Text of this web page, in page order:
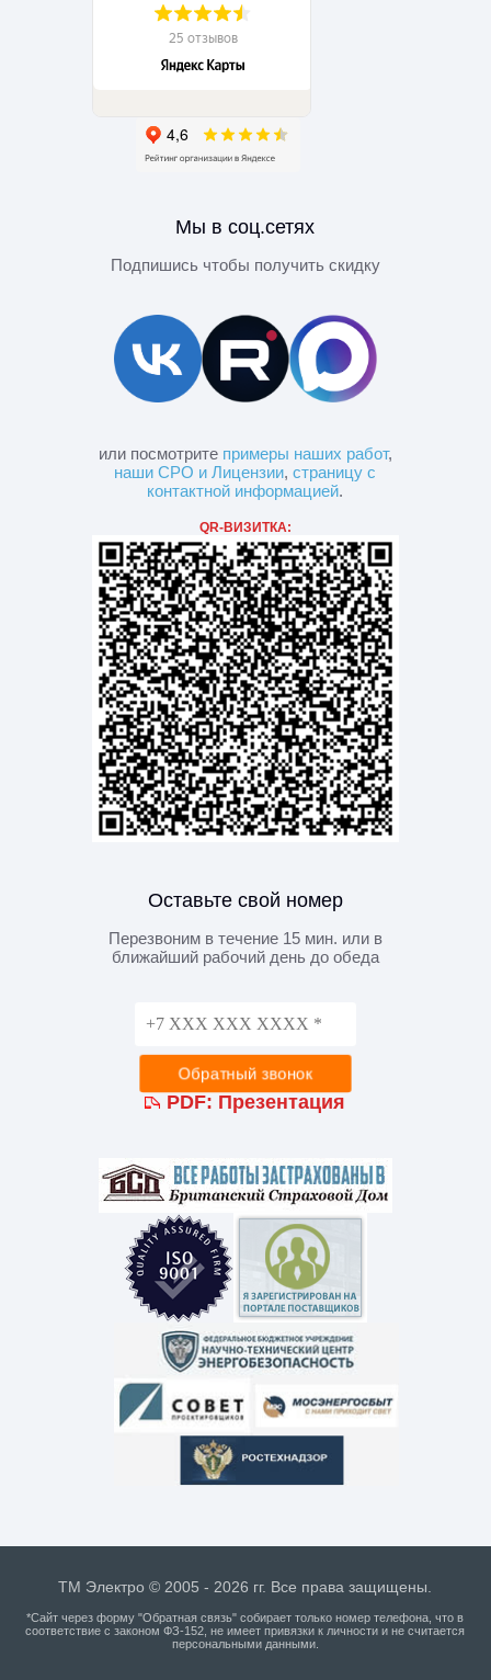
Мы в соц.сетях
Подпишись чтобы получить скидку
или посмотрите примеры наших работ,
наши СРО и Лицензии,страницу с
контактной информацией.
QR-ВИЗИТКА:
Оставьте свой номер
Перезвоним в течение 15 мин. или в
ближайший рабочий день до обеда
PDF: Презентация
ТМ Электро © 2005 - 2026 гг. Все права защищены.
*Сайт через форму "Обратная связь" собирает только номер телефона, что в
соответствие с законом ФЗ-152, не имеет привязки к личности и не считается
персональными данными.